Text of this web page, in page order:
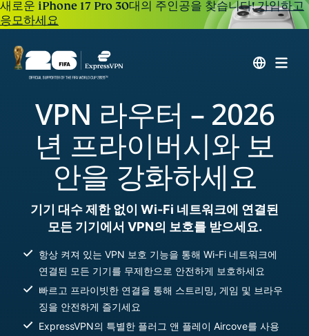
새로운 iPhone 17 Pro 30대의 주인공을 찾습니다!가입하고
응모하세요
VPN 라우터 – 2026
년 프라이버시와 보
안을 강화하세요
기기 대수 제한 없이 Wi-Fi 네트워크에 연결된
모든 기기에서 VPN의 보호를 받으세요.
항상 켜져 있는 VPN 보호 기능을 통해 Wi-Fi 네트워크에
연결된 모든 기기를 무제한으로 안전하게 보호하세요
빠르고 프라이빗한 연결을 통해 스트리밍, 게임 및 브라우
징을 안전하게 즐기세요
ExpressVPN의 특별한 플러그 앤 플레이 Aircove를 사용